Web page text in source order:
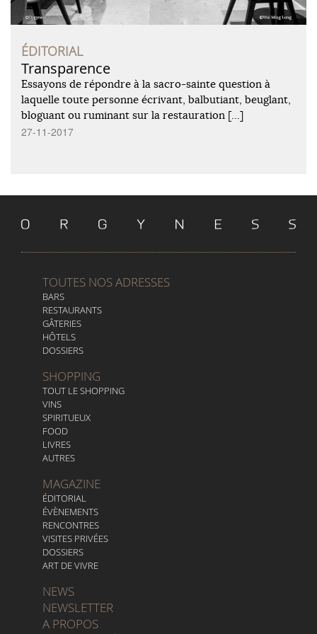
ÉDITORIAL
Transparence
Essayons de répondre à la sacro-sainte question à
laquelle toute personne écrivant, balbutiant, beuglant,
bloguant ou ruminant sur la restauration […]
27-11-2017
TOUTES NOS ADRESSES
BARS
RESTAURANTS
GÂTERIES
HÔTELS
DOSSIERS
SHOPPING
TOUT LE SHOPPING
VINS
SPIRITUEUX
FOOD
LIVRES
AUTRES
MAGAZINE
ÉDITORIAL
ÉVÈNEMENTS
RENCONTRES
VISITES PRIVÉES
DOSSIERS
ART DE VIVRE
NEWS
NEWSLETTER
A PROPOS